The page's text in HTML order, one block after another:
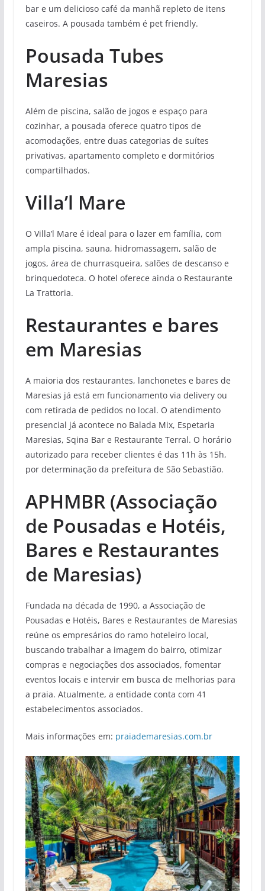
bar e um delicioso café da manhã repleto de itens
caseiros. A pousada também é pet friendly.
Pousada Tubes
Maresias
Além de piscina, salão de jogos e espaço para
cozinhar, a pousada oferece quatro tipos de
acomodações, entre duas categorias de suítes
privativas, apartamento completo e dormitórios
compartilhados.
Villa’l Mare
O Villa’l Mare é ideal para o lazer em família, com
ampla piscina, sauna, hidromassagem, salão de
jogos, área de churrasqueira, salões de descanso e
brinquedoteca. O hotel oferece ainda o Restaurante
La Trattoria.
Restaurantes e bares
em Maresias
A maioria dos restaurantes, lanchonetes e bares de
Maresias já está em funcionamento via delivery ou
com retirada de pedidos no local. O atendimento
presencial já acontece no Balada Mix, Espetaria
Maresias, Sqina Bar e Restaurante Terral. O horário
autorizado para receber clientes é das 11h às 15h,
por determinação da prefeitura de São Sebastião.
APHMBR (Associação
de Pousadas e Hotéis,
Bares e Restaurantes
de Maresias)
Fundada na década de 1990, a Associação de
Pousadas e Hotéis, Bares e Restaurantes de Maresias
reúne os empresários do ramo hoteleiro local,
buscando trabalhar a imagem do bairro, otimizar
compras e negociações dos associados, fomentar
eventos locais e intervir em busca de melhorias para
a praia. Atualmente, a entidade conta com 41
estabelecimentos associados.
Mais informações em: praiademaresias.com.br